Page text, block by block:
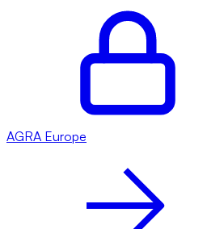
AGRA Europe